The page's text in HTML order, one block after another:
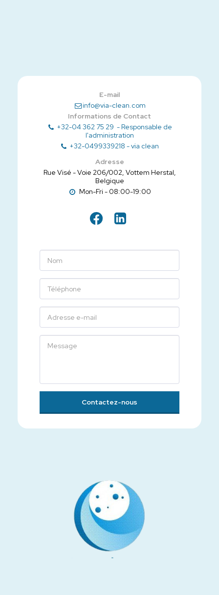
E-mail
info@via-clean.com
Informations de Contact
+32-04 362 75 29 - Responsable de
l'administration
+32-0499339218 -via clean
Adresse
Rue Visé - Voie 206/002, Vottem Herstal,
Belgique
Mon-Fri - 08:00-19:00
Contactez-nous